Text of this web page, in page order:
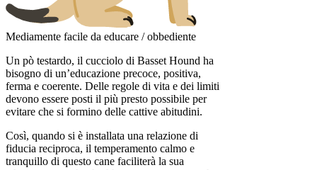
Mediamente facile da educare / obbediente
Un pò testardo, il cucciolo di Basset Hound ha
bisogno di un’educazione precoce, positiva,
ferma e coerente. Delle regole di vita e dei limiti
devono essere posti il più presto possibile per
evitare che si formino delle cattive abitudini.
Così, quando si è installata una relazione di
fiducia reciproca, il temperamento calmo e
tranquillo di questo cane faciliterà la sua